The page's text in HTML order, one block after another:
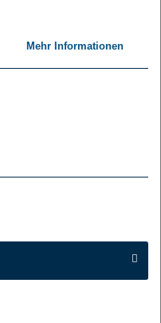
Mehr Informationen